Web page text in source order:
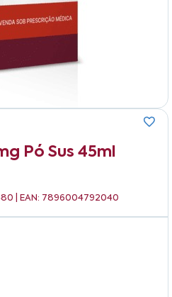
Pó Sus 45ml
| EAN: 7896004792040